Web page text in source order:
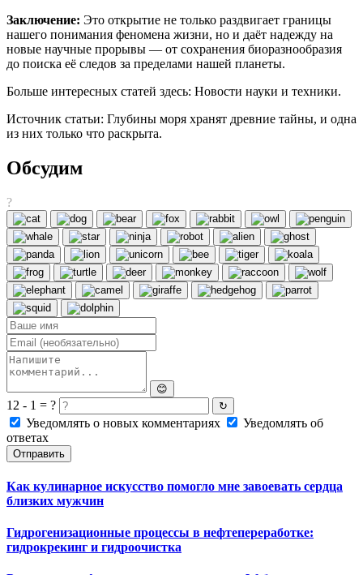
Заключение: Это открытие не только раздвигает границы
нашего понимания феномена жизни, но и даёт надежду на
новые научные прорывы — от сохранения биоразнообразия
до поиска её следов за пределами нашей планеты.
Больше интересных статей здесь: Новости науки и техники.
Источник статьи: Глубины моря хранят древние тайны, и одна
из них только что раскрыта.
Обсудим
?
😊
12 - 1 = ? ↻
Уведомлять о новых комментариях
Уведомлять об
ответах
Отправить
Как кулинарное искусство помогло мне завоевать сердца
близких мужчин
Гидрогенизационные процессы в нефтепереработке:
гидрокрекинг и гидроочистка